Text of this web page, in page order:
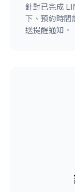
針對已完成
下、預約時間
送提醒通知。